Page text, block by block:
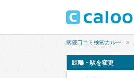
病院口コミ検索カルー
距離・駅を変更